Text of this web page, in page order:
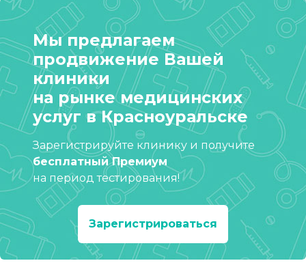
Мы предлагаем
продвижение Вашей
клиники
на рынке медицинских
услуг в Красноуральске
Зарегистрируйте клинику и получите
бесплатный Премиум
на период тестирования!
Зарегистрироваться